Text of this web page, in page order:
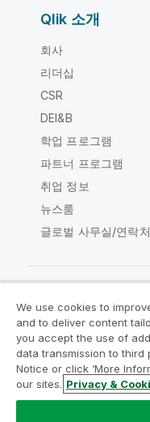
Qlik 소개
회사
리더십
CSR
DEI&B
학업 프로그램
파트너 프로그램
취업 정보
뉴스룸
글로벌 사무실/연락처
Qlik
법적 계약 제품 약
Legal Policies
Do Not Share My Info
We use cookies to
and to deliver content
you accept the use of
data transmission to third
Notice or click ‘More
our sites. Privacy &